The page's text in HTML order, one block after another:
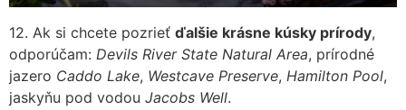
12. Ak si chcete pozrieť ďalšie krásne kúsky prírody,
odporúčam: Devils River State Natural Area, prírodné
jazero Caddo Lake, Westcave Preserve, Hamilton Pool,
jaskyňu pod vodou Jacobs Well.